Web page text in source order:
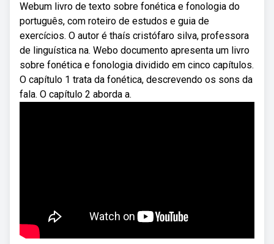
Webum livro de texto sobre fonética e fonologia do
português, com roteiro de estudos e guia de
exercícios. O autor é thaís cristófaro silva, professora
de linguística na. Webo documento apresenta um livro
sobre fonética e fonologia dividido em cinco capítulos.
O capítulo 1 trata da fonética, descrevendo os sons da
fala. O capítulo 2 aborda a.